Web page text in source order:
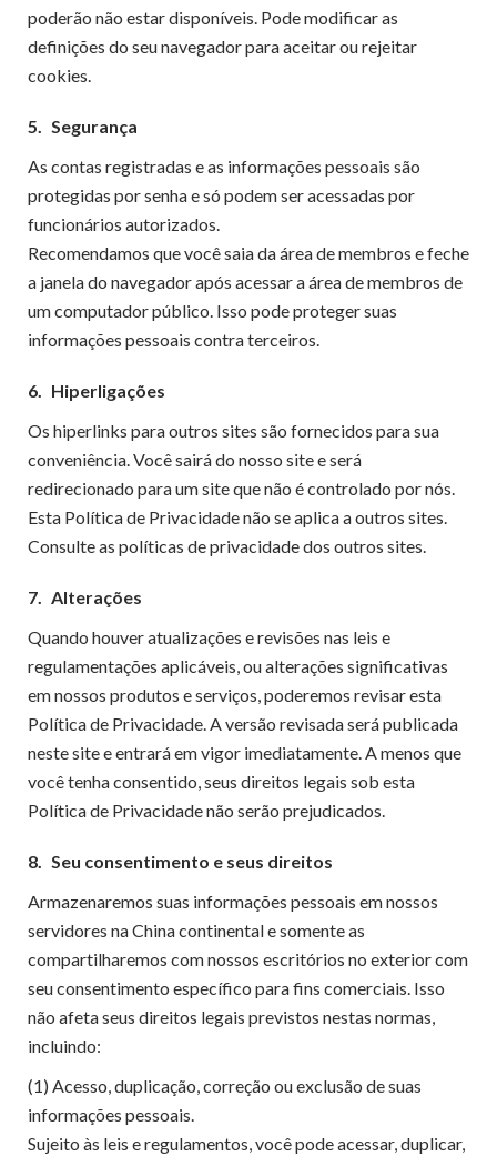
poderão não estar disponíveis. Pode modificar as
definições do seu navegador para aceitar ou rejeitar
cookies.
5. Segurança
As contas registradas e as informações pessoais são
protegidas por senha e só podem ser acessadas por
funcionários autorizados.
Recomendamos que você saia da área de membros e feche
a janela do navegador após acessar a área de membros de
um computador público. Isso pode proteger suas
informações pessoais contra terceiros.
6. Hiperligações
Os hiperlinks para outros sites são fornecidos para sua
conveniência. Você sairá do nosso site e será
redirecionado para um site que não é controlado por nós.
Esta Política de Privacidade não se aplica a outros sites.
Consulte as políticas de privacidade dos outros sites.
7. Alterações
Quando houver atualizações e revisões nas leis e
regulamentações aplicáveis, ou alterações significativas
em nossos produtos e serviços, poderemos revisar esta
Política de Privacidade. A versão revisada será publicada
neste site e entrará em vigor imediatamente. A menos que
você tenha consentido, seus direitos legais sob esta
Política de Privacidade não serão prejudicados.
8. Seu consentimento e seus direitos
Armazenaremos suas informações pessoais em nossos
servidores na China continental e somente as
compartilharemos com nossos escritórios no exterior com
seu consentimento específico para fins comerciais. Isso
não afeta seus direitos legais previstos nestas normas,
incluindo:
(1) Acesso, duplicação, correção ou exclusão de suas
informações pessoais.
Sujeito às leis e regulamentos, você pode acessar, duplicar,